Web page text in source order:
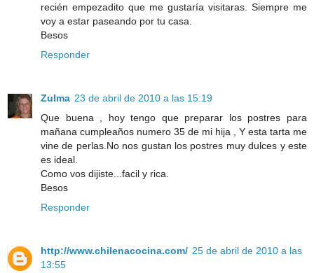
recién empezadito que me gustaría visitaras. Siempre me
voy a estar paseando por tu casa.
Besos
Responder
Zulma 23 de abril de 2010 a las 15:19
Que buena , hoy tengo que preparar los postres para
mañana cumpleaños numero 35 de mi hija , Y esta tarta me
vine de perlas.No nos gustan los postres muy dulces y este
es ideal.
Como vos dijiste...facil y rica.
Besos
Responder
http://www.chilenacocina.com/ 25 de abril de 2010 a las
13:55